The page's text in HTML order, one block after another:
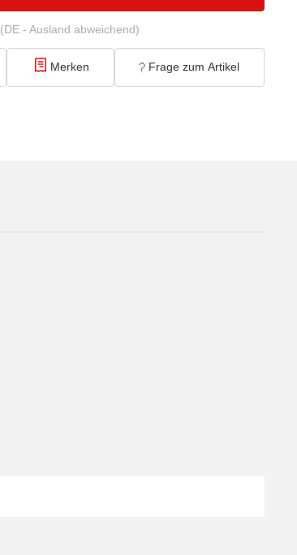
(DE - Ausland abweichend)
Merken Frage zum Artikel